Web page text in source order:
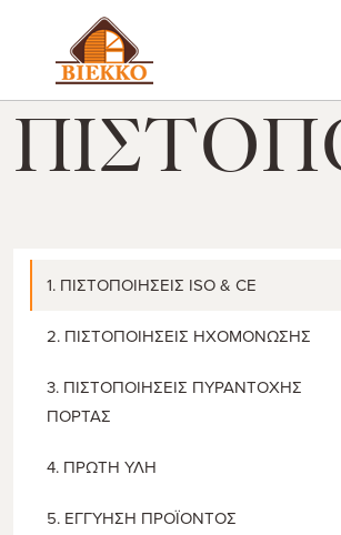
1. ΠΙΣΤΟΠΟΙΗΣΕΙΣ ISO & CE
2. ΠΙΣΤΟΠΟΙΗΣΕΙΣ ΗΧΟΜΟΝΩΣΗΣ
3. ΠΙΣΤΟΠΟΙΗΣΕΙΣ ΠΥΡΑΝΤΟΧΗΣ
ΠΟΡΤΑΣ
4. ΠΡΩΤΗ ΥΛΗ
5. ΕΓΓΥΗΣΗ ΠΡΟΪΟΝΤΟΣ